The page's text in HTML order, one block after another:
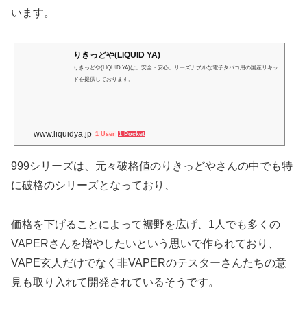
います。
りきっどや(LIQUID YA)
りきっどや(LIQUID YA)は、安全・安心、リーズナブルな電子タバコ用の国産リキッ
ドを提供しております。
www.liquidya.jp 1 User 1 Pocket
999シリーズは、元々破格値のりきっどやさんの中でも特
に破格のシリーズとなっており、
価格を下げることによって裾野を広げ、1人でも多くの
VAPERさんを増やしたいという思いで作られており、
VAPE玄人だけでなく非VAPERのテスターさんたちの意
見も取り入れて開発されているそうです。